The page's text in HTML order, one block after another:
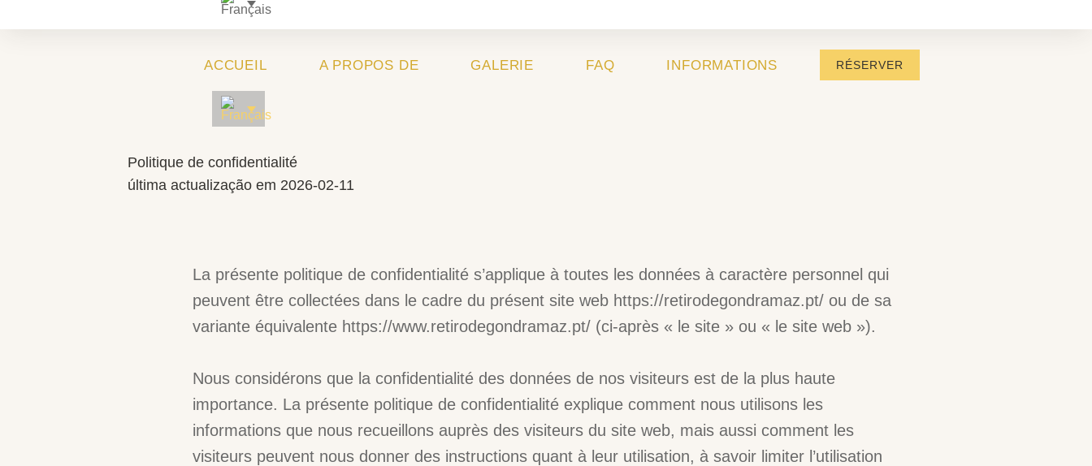
ACCUEIL A PROPOS DE GALERIE FAQ INFORMATIONS RÉSERVER
Politique de confidentialité
última actualização em 2026-02-11
La présente politique de confidentialité s’applique à toutes les données à caractère personnel qui
peuvent être collectées dans le cadre du présent site web https://retirodegondramaz.pt/ ou de sa
variante équivalente https://www.retirodegondramaz.pt/ (ci-après « le site » ou « le site web »).
Nous considérons que la confidentialité des données de nos visiteurs est de la plus haute
importance. La présente politique de confidentialité explique comment nous utilisons les
informations que nous recueillons auprès des visiteurs du site web, mais aussi comment les
visiteurs peuvent nous donner des instructions quant à leur utilisation, à savoir limiter l’utilisation